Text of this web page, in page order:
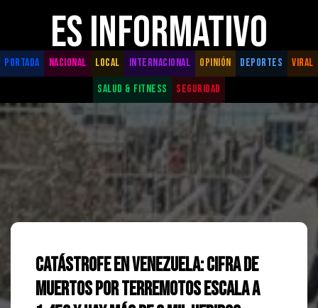
ES INFORMATIVO
PORTADA NACIONAL LOCAL INTERNACIONAL OPINIÓN DEPORTES
VIRAL
SALUD & FITNESS
SEGURIDAD
Catástrofe en Venezuela: Cifra de
muertos por terremotos escala a